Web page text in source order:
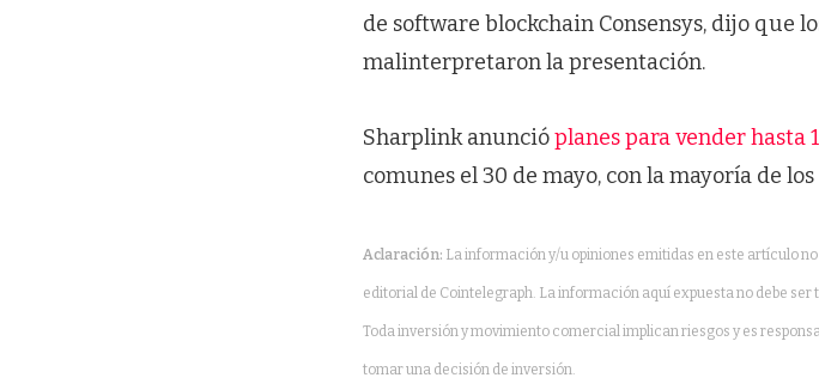
de software blockchain Consensys, dijo que
malinterpretaron la presentación.
Sharplink anuncióplanes para vender hasta
comunes el 30 de mayo, con la mayoría de
Aclaración: La información y/u opiniones emitidas en este artículo
editorial de Cointelegraph. La información aquí expuesta no debe
Toda inversión y movimiento comercial implican riesgos y es
tomar una decisión de inversión.